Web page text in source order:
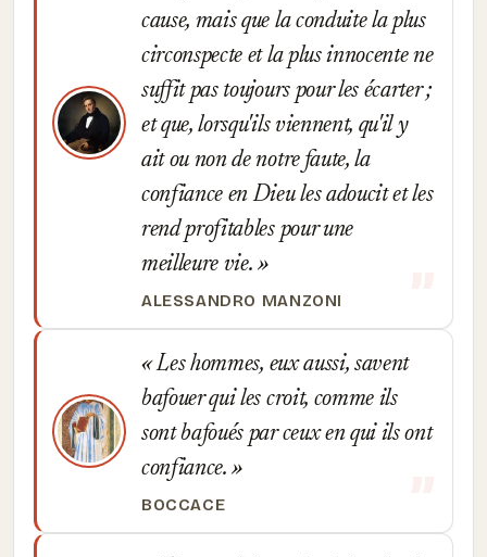
cause, mais que la conduite la plus
circonspecte et la plus innocente ne
suffit pas toujours pour les écarter ;
et que, lorsqu'ils viennent, qu'il y
ait ou non de notre faute, la
confiance en Dieu les adoucit et les
rend profitables pour une
meilleure vie.
ALESSANDRO MANZONI
Les hommes, eux aussi, savent
bafouer qui les croit, comme ils
sont bafoués par ceux en qui ils ont
confiance.
BOCCACE